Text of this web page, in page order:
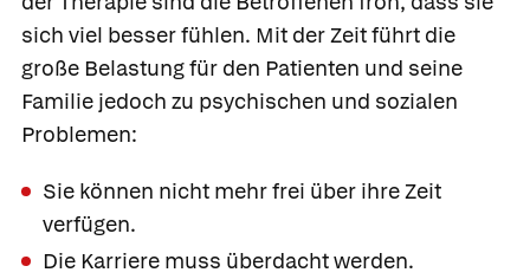
sich viel besser fühlen. Mit der Zeit führt die
große Belastung für den Patienten und seine
Familie jedoch zu psychischen und sozialen
Problemen:
Sie können nicht mehr frei über ihre Zeit
verfügen.
Die Karriere muss überdacht werden.